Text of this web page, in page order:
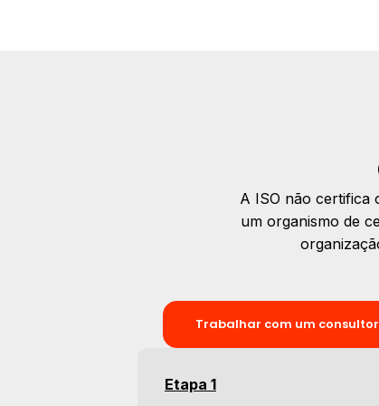
A ISO não certifica
um organismo de
Trabalhar com um consultor
Etapa 1